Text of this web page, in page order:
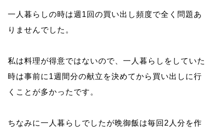
一人暮らしの時は週1回の買い出し頻度で全く問題あ
りませんでした。
私は料理が得意ではないので、一人暮らしをしていた
時は事前に1週間分の献立を決めてから買い出しに行
くことが多かったです。
ちなみに一人暮らしでしたが晩御飯は毎回2人分を作